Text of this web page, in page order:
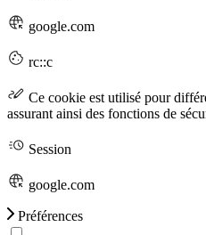
google.com
rc::c
Ce cookie est utilisé pour
assurant ainsi des fonctions de
Session
google.com
Préférences